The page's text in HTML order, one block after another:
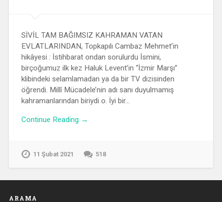
SİVİL TAM BAĞIMSIZ KAHRAMAN VATAN
EVLATLARINDAN, Topkapılı Cambaz Mehmet’in
hikâyesi : İstihbarat ondan sorulurdu İsmini,
birçoğumuz ilk kez Haluk Levent’in “İzmir Marşı”
klibindeki selamlamadan ya da bir TV dizisinden
öğrendi. Millî Mücadele’nin adı sanı duyulmamış
kahramanlarından biriydi o. İyi bir…
Continue Reading →
11 Şubat 2021 518
ARAMA